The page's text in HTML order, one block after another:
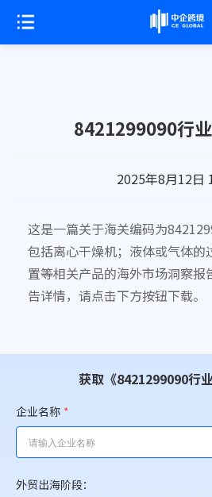
8421299090行
2025年8月12日
这是一篇关于海关编码为
包括离心干燥机；液体或气体的
置等相关产品的海外市场洞察报
告详情，请点击下方按钮下载。
获取《8421299090行
企业名称 *
外贸出海阶段：